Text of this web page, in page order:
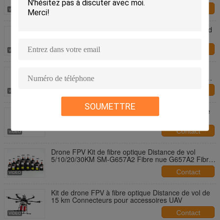
SOUMETTRE
d'épilation fonctionnant à 755 et 1064 nanomètres
Fibre optique nue de haute précision avec un grand
cohérente dans les applications d'épilation
extrémités polies avec précision pour équipement
d'épilation laser dans le proche infrarouge
Kit de drone FPV à fibre optique Distance de vol de
15 km Connecteurs pour accessoires UAV
Contact
Drone FPV Kit de fibre optique Distance de vol
5/10/20/30KM SM-G657A2 Fibre nue G657A2 Fibre
Contact
Kit de drone FPV à fibre optique Distance de vol de
15 km Connecteurs pour accessoires UAV
Contact